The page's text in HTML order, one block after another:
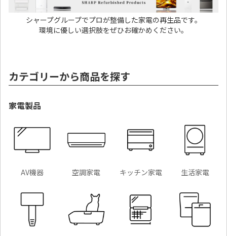
シャープグループでプロが整備した家電の再生品です。
環境に優しい選択肢をぜひお確かめください。
カテゴリーから商品を探す
家電製品
AV機器 空調家電 キッチン家電 生活家電